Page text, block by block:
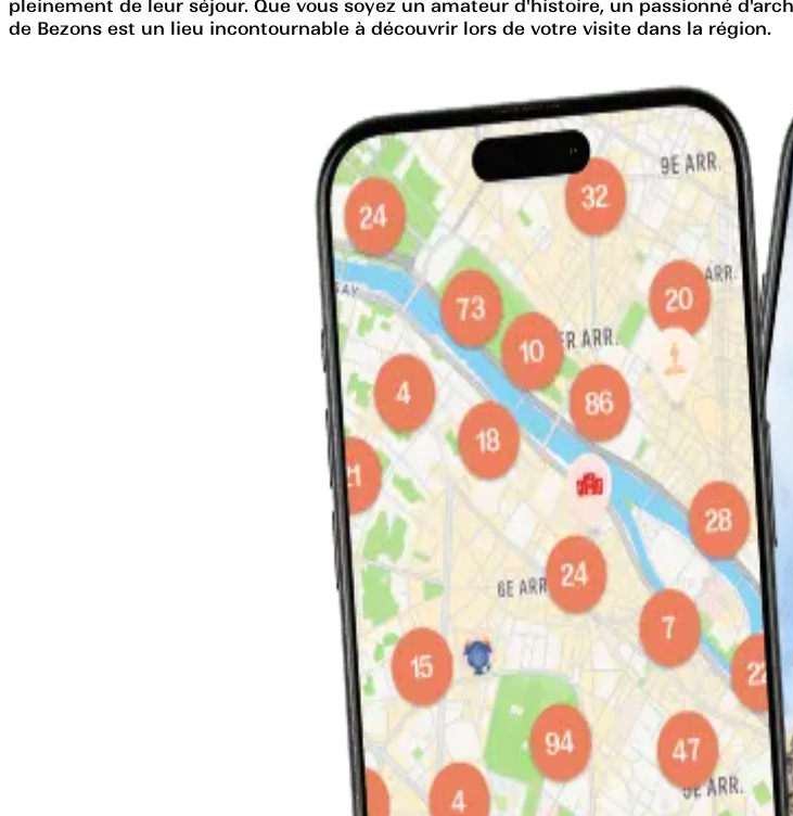
pleinement de leur séjour. Que vous soyez un amateur d'histoire, un passionné
de Bezons est un lieu incontournable à découvrir lors de votre visite dans la région.